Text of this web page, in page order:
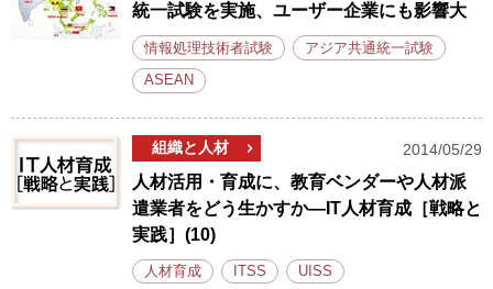
統一試験を実施、ユーザー企業にも影響大
情報処理技術者試験 アジア共通統一試験
ASEAN
組織と人材 2014/05/29
人材活用・育成に、教育ベンダーや人材派
遣業者をどう生かすか―IT人材育成［戦略と
実践］(10)
人材育成 ITSS UISS